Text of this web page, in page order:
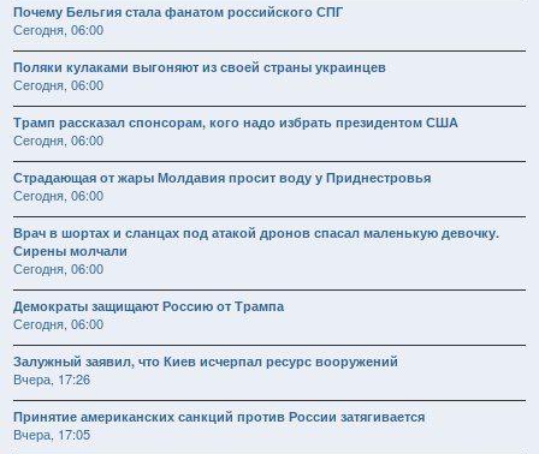
Почему Бельгия стала фанатом российского СПГ
Сегодня, 06:00
Поляки кулаками выгоняют из своей страны украинцев
Сегодня, 06:00
Трамп рассказал спонсорам, кого надо избрать президентом США
Сегодня, 06:00
Страдающая от жары Молдавия просит воду у Приднестровья
Сегодня, 06:00
Врач в шортах и сланцах под атакой дронов спасал маленькую девочку.
Сирены молчали
Сегодня, 06:00
Демократы защищают Россию от Трампа
Сегодня, 06:00
Залужный заявил, что Киев исчерпал ресурс вооружений
Вчера, 17:26
Принятие американских санкций против России затягивается
Вчера, 17:05